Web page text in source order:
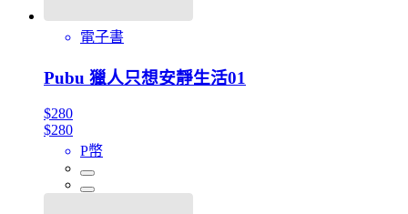
電子書
Pubu 獵人只想安靜生活01
$280
$280
P幣